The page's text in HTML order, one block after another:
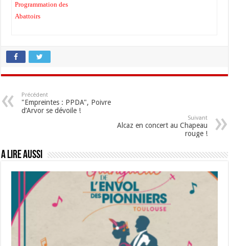
Programmation des
Abattoirs
Précédent
"Empreintes : PPDA", Poivre
d’Arvor se dévoile !
Suivant
Alcaz en concert au Chapeau
rouge !
A lire aussi